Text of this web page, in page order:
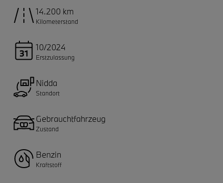
14.200 km
Kilometerstand
10/2024
Erstzulassung
Nidda
Standort
Gebrauchtfahrzeug
Zustand
Benzin
Kraftstoff